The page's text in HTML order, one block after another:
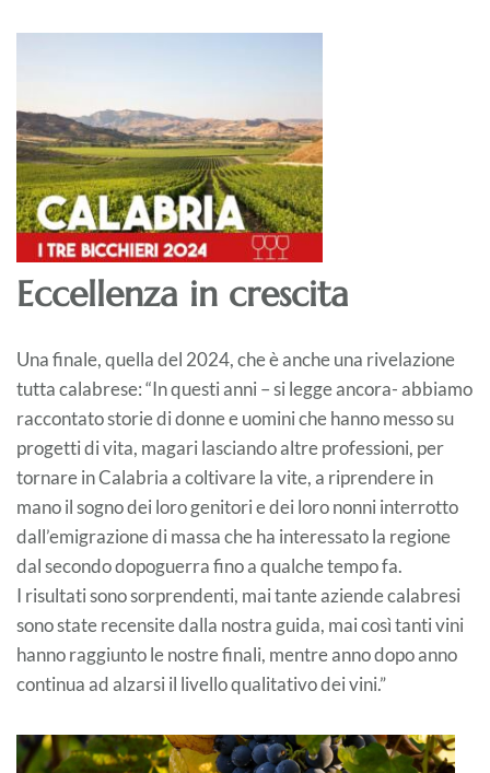
Eccellenza in crescita
Una finale, quella del 2024, che è anche una rivelazione
tutta calabrese: “In questi anni – si legge ancora- abbiamo
raccontato storie di donne e uomini che hanno messo su
progetti di vita, magari lasciando altre professioni, per
tornare in Calabria a coltivare la vite, a riprendere in
mano il sogno dei loro genitori e dei loro nonni interrotto
dall’emigrazione di massa che ha interessato la regione
dal secondo dopoguerra fino a qualche tempo fa.
I risultati sono sorprendenti, mai tante aziende calabresi
sono state recensite dalla nostra guida, mai così tanti vini
hanno raggiunto le nostre finali, mentre anno dopo anno
continua ad alzarsi il livello qualitativo dei vini.”